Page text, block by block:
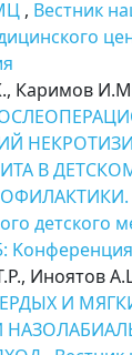
, Вестник
Каримов
В
детского
Kонференция
Иноятов
И